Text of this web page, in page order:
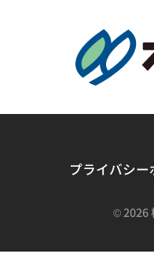
プライバシー
©2026